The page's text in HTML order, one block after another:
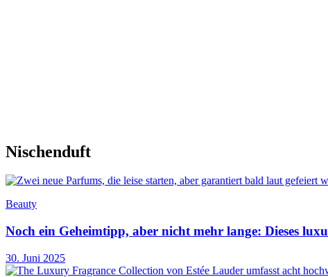
Nischenduft
Beauty
Noch ein Geheimtipp, aber nicht mehr lange: Dieses
30. Juni 2025